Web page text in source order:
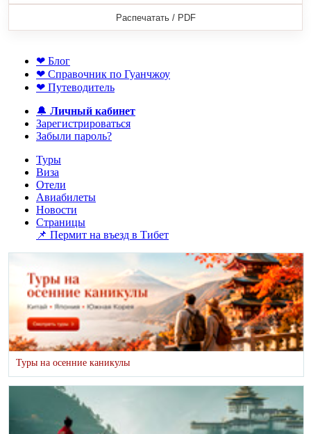
Распечатать / PDF
❤ Блог
❤ Справочник по Гуанчжоу
❤ Путеводитель
🔔 Личный кабинет
Зарегистрироваться
Забыли пароль?
Туры
Виза
Отели
Авиабилеты
Новости
Страницы
📌 Пермит на въезд в Тибет
Туры на осенние каникулы